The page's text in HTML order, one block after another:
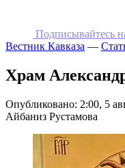
Подписывайтесь
Вестник Кавказа —
Храм
Опубликовано: 2:00, 5
Айбаниз Рустамова